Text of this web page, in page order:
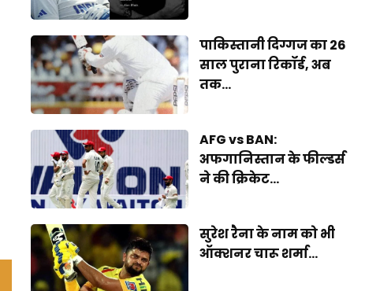
पाकिस्तानी दिग्गज का 26
साल पुराना रिकॉर्ड, अब
तक...
AFG vs BAN:
अफगानिस्तान के फील्डर्स
ने की क्रिकेट...
सुरेश रैना के नाम को भी
ऑक्शनर चारू शर्मा...